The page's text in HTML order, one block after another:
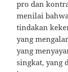
pro dan
menilai
tindakan
yang
yang
singkat, yang